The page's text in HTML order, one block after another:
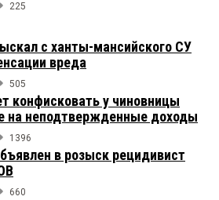
225
с ханты-мансийского СУ
вреда
505
конфисковать у чиновницы
на неподтвержденные доходы
1396
в розыск рецидивист
660